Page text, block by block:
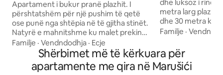
Apartament i bukur pranë plazhit. I
përshtatshëm për një pushim të qetë
ose punë nga shtëpia në të gjitha stinët.
Natyrë e mahnitshme ku malet prekin
detin. Pamje të mrekullueshme të detit,
maleve dhe ishujve aty pranë. Ideale për
të ecur, për të qëndruar në natyrë dhe
për të shijuar detin. Në qytetet e afërta
Familje · Vendndodhja · Ecje
dhe luksoz i
metra larg
dhe 30 metra
dhoma gjumi, një
ambient
shkëlqyer,
garazh(1 makinë)
Familje ·
Shërbimet më të kërkuara për
apartamente me qira në Marušići